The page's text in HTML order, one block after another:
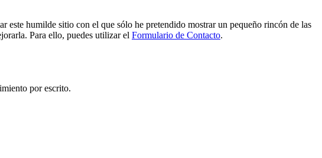
este humilde sitio con el que sólo he pretendido mostrar un pequeño rincón de las
Para ello, puedes utilizar el Formulario de Contacto.
por escrito.